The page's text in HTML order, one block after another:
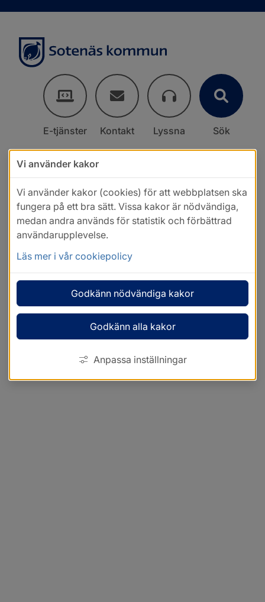
E-tjänster Kontakt Lyssna Sök
Vi använder kakor
Vi använder kakor (cookies) för att webbplatsen ska
fungera på ett bra sätt. Vissa kakor är nödvändiga,
medan andra används för statistik och förbättrad
användarupplevelse.
Läs mer i vår cookiepolicy
Godkänn nödvändiga kakor
Godkänn alla kakor
Anpassa inställningar